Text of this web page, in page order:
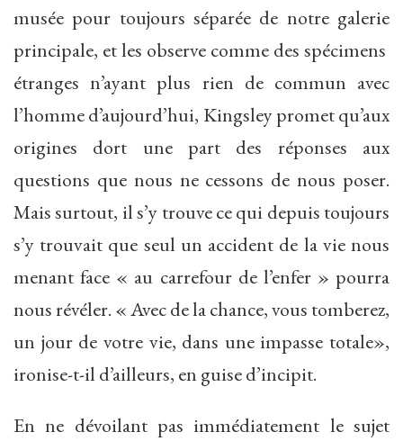
musée pour toujours séparée de notre galerie
principale, et les observe comme des spécimens
étranges n’ayant plus rien de commun avec
l’homme d’aujourd’hui, Kingsley promet qu’aux
origines dort une part des réponses aux
questions que nous ne cessons de nous poser.
Mais surtout, il s’y trouve ce qui depuis toujours
s’y trouvait que seul un accident de la vie nous
menant face « au carrefour de l’enfer » pourra
nous révéler. « Avec de la chance, vous tomberez,
un jour de votre vie, dans une impasse totale»,
ironise-t-il d’ailleurs, en guise d’incipit.
En ne dévoilant pas immédiatement le sujet